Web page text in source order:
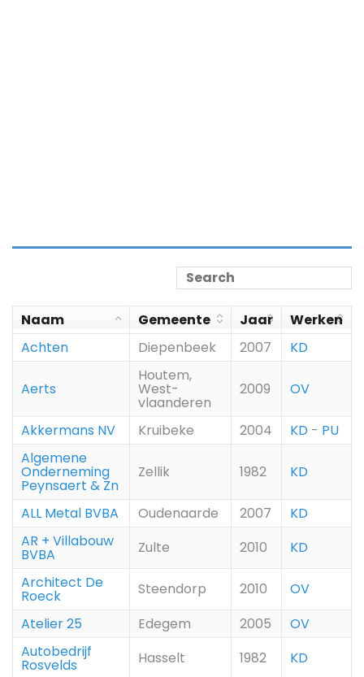
Naam Gemeente Jaar
Werken
Achten
Diepenbeek 2007 KD
Aerts
Houtem,
West-
vlaanderen
2009 OV
Akkermans NV Kruibeke 2004 KD - PU
Algemene
Onderneming
Peynsaert & Zn
Zellik 1982 KD
ALL Metal BVBA Oudenaarde 2007
KD
AR + Villabouw
BVBA Zulte 2010
KD
Architect De
Roeck Steendorp 2010
OV
Atelier 25
Edegem 2005
OV
Autobedrijf
Rosvelds Hasselt 1982
KD